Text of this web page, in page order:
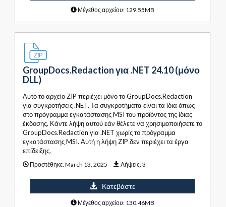
Μέγεθος αρχείου: 129.55MB
GroupDocs.Redaction για .NET 24.10 (μόνο
DLL)
Αυτό το αρχείο ZIP περιέχει μόνο το GroupDocs.Redaction
για συγκροτήσεις .NET. Τα συγκροτήματα είναι τα ίδια όπως
στο πρόγραμμα εγκατάστασης MSI του προϊόντος της ίδιας
έκδοσης. Κάντε λήψη αυτού εάν θέλετε να χρησιμοποιήσετε το
GroupDocs.Redaction για .NET χωρίς το πρόγραμμα
εγκατάστασης MSI. Αυτή η λήψη ZIP δεν περιέχει τα έργα
επίδειξης.
Προστέθηκε:March 13, 2025 Λήψεις:3
Κατεβάστε
Μέγεθος αρχείου: 130.46MB